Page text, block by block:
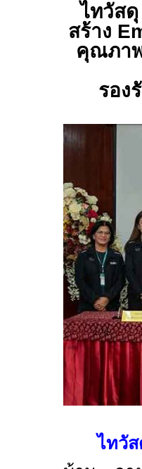
ไทวัสดุ
สร้าง
คุณภาพ
รอง
ไทวั